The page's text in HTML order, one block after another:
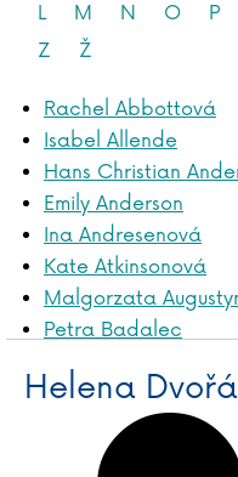
L
M N O P
Z
Ž
Rachel Abbottová
Isabel Allende
Hans Christian
Emily Anderson
Ina Andresenová
Kate Atkinsonová
Malgorzata
Petra Badalec
Liliana Bardijewska
Igor Bareš
Mike Barfield
Helena